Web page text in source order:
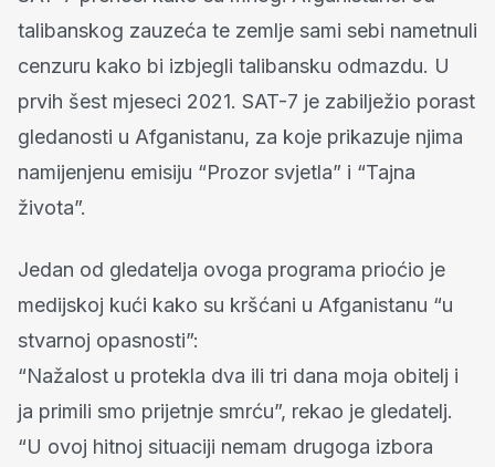
talibanskog zauzeća te zemlje sami sebi nametnuli
cenzuru kako bi izbjegli talibansku odmazdu. U
prvih šest mjeseci 2021. SAT-7 je zabilježio porast
gledanosti u Afganistanu, za koje prikazuje njima
namijenjenu emisiju “Prozor svjetla” i “Tajna
života”.
Jedan od gledatelja ovoga programa prioćio je
medijskoj kući kako su kršćani u Afganistanu “u
stvarnoj opasnosti”:
“Nažalost u protekla dva ili tri dana moja obitelj i
ja primili smo prijetnje smrću”, rekao je gledatelj.
“U ovoj hitnoj situaciji nemam drugoga izbora